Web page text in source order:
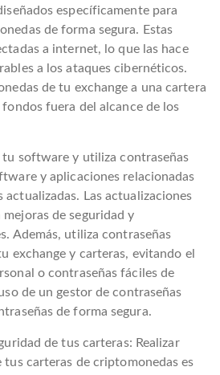
específicamente para
de forma segura. Estas
a internet, lo que las hace
a los ataques cibernéticos.
de tu exchange a una cartera
fuera del alcance de los
software y utiliza contraseñas
y aplicaciones relacionadas
Las actualizaciones
de seguridad y
Además, utiliza contraseñas
exchange y carteras, evitando el
o contraseñas fáciles de
de un gestor de contraseñas
de forma segura.
de tus carteras: Realizar
tus carteras de criptomonedas es